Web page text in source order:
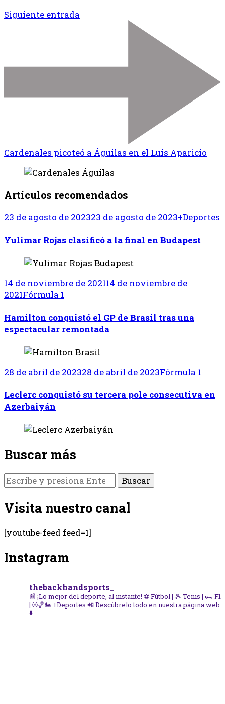
Siguiente entrada
Cardenales picoteó a Águilas en el Luis Aparicio
Artículos recomendados
23 de agosto de 202323 de agosto de 2023+Deportes
Yulimar Rojas clasificó a la final en Budapest
14 de noviembre de 202114 de noviembre de
2021Fórmula 1
Hamilton conquistó el GP de Brasil tras una
espectacular remontada
28 de abril de 202328 de abril de 2023Fórmula 1
Leclerc conquistó su tercera pole consecutiva en
Azerbaiyán
Buscar más
¿Buscas
algo?
Visita nuestro canal
[youtube-feed feed=1]
Instagram
thebackhandsports_
📰 ¡Lo mejor del deporte, al instante! ⚽ Fútbol | 🎾 Tenis | 🏎️ F1
| ⚾🏀🏍️ +Deportes 📲 Descúbrelo todo en nuestra página web
⬇️